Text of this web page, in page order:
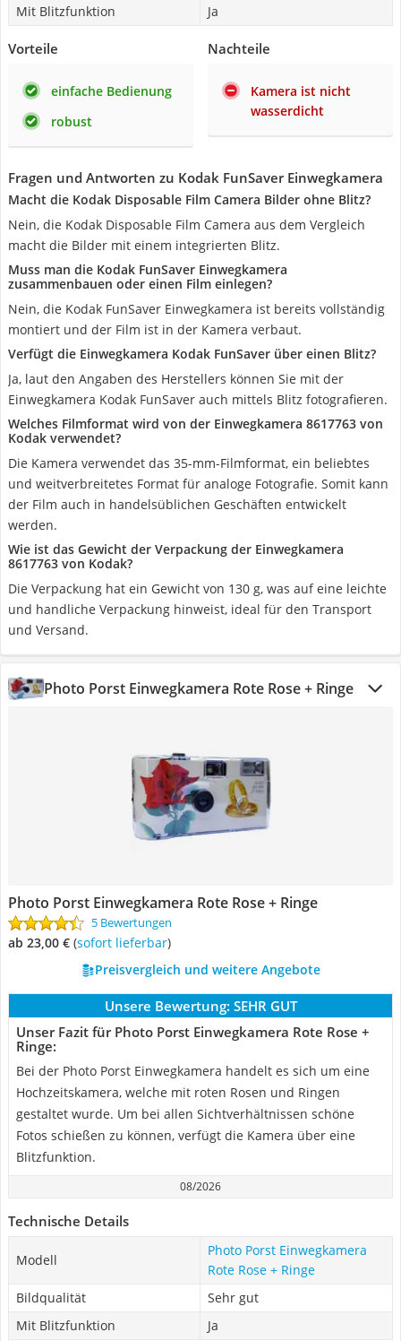
Mit Blitzfunktion
Ja
Vorteile
einfache Bedienung
robust
Nachteile
Kamera ist nicht
wasserdicht
Fragen und Antworten zu Kodak FunSaver Einwegkamera
Macht die Kodak Disposable Film Camera Bilder ohne Blitz?
Nein, die Kodak Disposable Film Camera aus dem Vergleich
macht die Bilder mit einem integrierten Blitz.
Muss man die Kodak FunSaver Einwegkamera
zusammenbauen oder einen Film einlegen?
Nein, die Kodak FunSaver Einwegkamera ist bereits vollständig
montiert und der Film ist in der Kamera verbaut.
Verfügt die Einwegkamera Kodak FunSaver über einen Blitz?
Ja, laut den Angaben des Herstellers können Sie mit der
Einwegkamera Kodak FunSaver auch mittels Blitz fotografieren.
Welches Filmformat wird von der Einwegkamera 8617763 von
Kodak verwendet?
Die Kamera verwendet das 35-mm-Filmformat, ein beliebtes
und weitverbreitetes Format für analoge Fotografie. Somit kann
der Film auch in handelsüblichen Geschäften entwickelt
werden.
Wie ist das Gewicht der Verpackung der Einwegkamera
8617763 von Kodak?
Die Verpackung hat ein Gewicht von 130 g, was auf eine leichte
und handliche Verpackung hinweist, ideal für den Transport
und Versand.
Photo Porst Einwegkamera Rote Rose + Ringe
Photo Porst Einwegkamera Rote Rose + Ringe
5 Bewertungen
ab 23,00 € ( Sofort lieferbar)
Preisvergleich und weitere Angebote
Unsere Bewertung: SEHR GUT
Unser Fazit für Photo Porst Einwegkamera Rote Rose +
Ringe:
Bei der Photo Porst Einwegkamera handelt es sich um eine
Hochzeitskamera, welche mit roten Rosen und Ringen
gestaltet wurde. Um bei allen Sichtverhältnissen schöne
Fotos schießen zu können, verfügt die Kamera über eine
Blitzfunktion.
08/2026
Technische Details
Modell
Photo Porst Einwegkamera
Rote Rose + Ringe
Bildqualität
Sehr gut
Mit Blitzfunktion
Ja